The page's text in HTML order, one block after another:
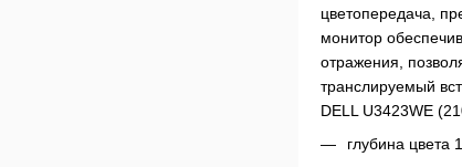
цветопередача,
монитор
отражения,
транслируемый
DELL U3423WE
глубина цвета